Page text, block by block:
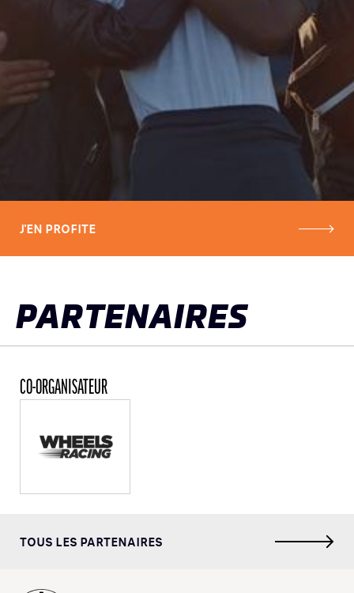
J'EN PROFITE
PARTENAIRES
CO-ORGANISATEUR
TOUS LES PARTENAIRES